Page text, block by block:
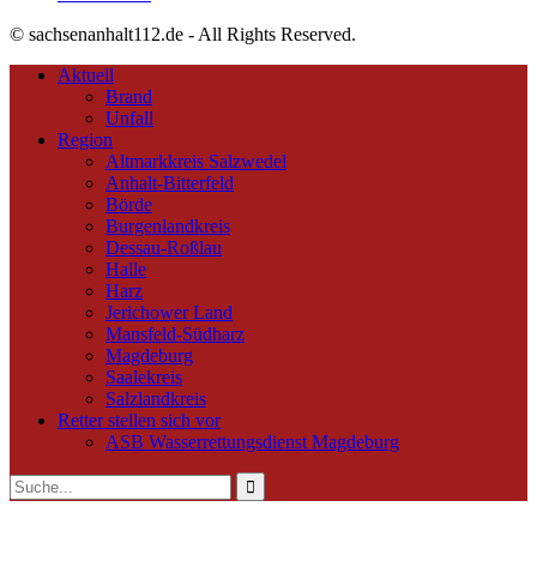
© sachsenanhalt112.de - All Rights Reserved.
Aktuell
Brand
Unfall
Region
Altmarkkreis Salzwedel
Anhalt-Bitterfeld
Börde
Burgenlandkreis
Dessau-Roßlau
Halle
Harz
Jerichower Land
Mansfeld-Südharz
Magdeburg
Saalekreis
Salzlandkreis
Retter stellen sich vor
ASB Wasserrettungsdienst Magdeburg